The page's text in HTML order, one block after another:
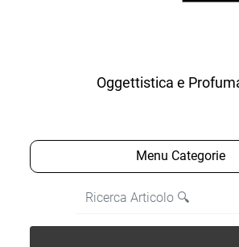
Oggettistica e
Menu Categorie
La modifica di un filtro aggiorna